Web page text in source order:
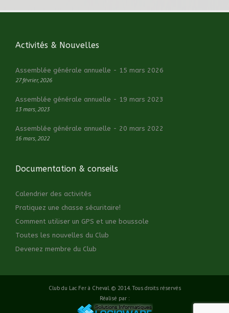
Activités & Nouvelles
Assemblée générale annuelle - 15 mars 2026
27 février, 2026
Assemblée générale annuelle - 19 mars 2023
13 mars, 2023
Assemblée générale annuelle - 20 mars 2022
16 mars, 2022
Documentation & conseils
Calendrier des activités
Pratiquez une chasse sécuritaire!
Comment utiliser un GPS et une boussole
Toutes les nouvelles du Club
Devenez membre du Club
Club du Lac Fer à Cheval. © 2014. Tous droits réservés
Réalisé par :